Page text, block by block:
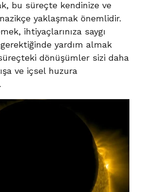
bu süreçte kendinize ve
yaklaşmak önemlidir.
ihtiyaçlarınıza saygı
yardım almak
dönüşümler sizi daha
ve içsel huzura